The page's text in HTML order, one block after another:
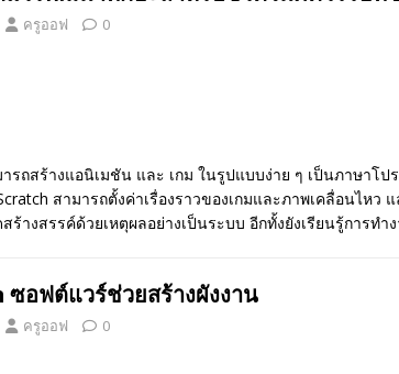
ครูออฟ 0
ถสร้างแอนิเมชัน และ เกม ในรูปแบบง่าย ๆ เป็นภาษาโป
สามารถตั้งค่าเรื่องราวของเกมและภาพเคลื่อนไหว
างสรรค์ด้วยเหตุผลอย่างเป็นระบบ อีกทั้งยังเรียนรู้การทำ
อฟต์แวร์ช่วยสร้างผังงาน
ครูออฟ 0